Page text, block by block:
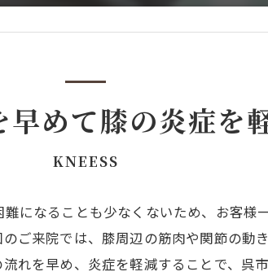
早めて膝の炎症を
KNEESS
になることも少なくないため、お客
ご来院では、膝周辺の筋肉や関節の動
れを早め、炎症を軽減することで、呉